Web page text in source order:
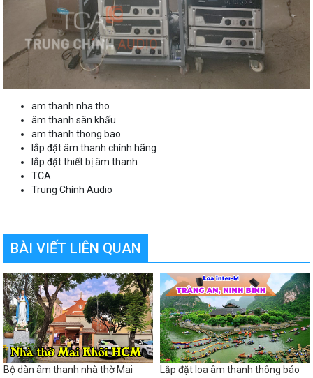
am thanh nha tho
âm thanh sân khấu
am thanh thong bao
lắp đặt âm thanh chính hãng
lắp đặt thiết bị âm thanh
TCA
Trung Chính Audio
BÀI VIẾT LIÊN QUAN
Bộ dàn âm thanh nhà thờ Mai
Lắp đặt loa âm thanh thông báo